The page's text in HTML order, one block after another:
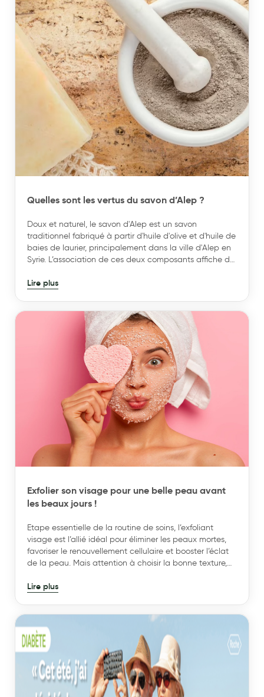
Quelles sont les vertus du savon d’Alep ?
Doux et naturel, le savon d'Alep est un savon
traditionnel fabriqué à partir d'huile d'olive et d'huile de
baies de laurier, principalement dans la ville d'Alep en
Syrie. L’association de ces deux composants affiche de
Lire plus
Exfolier son visage pour une belle peau avant
les beaux jours !
Etape essentielle de la routine de soins, l’exfoliant
visage est l’allié idéal pour éliminer les peaux mortes,
favoriser le renouvellement cellulaire et booster l’éclat
de la peau. Mais attention à choisir la bonne texture,
Lire plus